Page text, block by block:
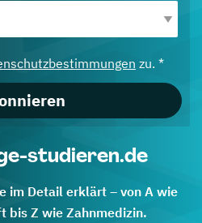
zu. *
studieren.de
im Detail erklärt – von A wie
bis Z wie Zahnmedizin.